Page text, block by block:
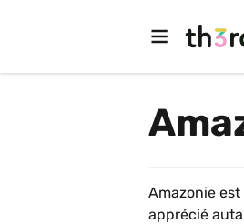
Amazonie
apprécié